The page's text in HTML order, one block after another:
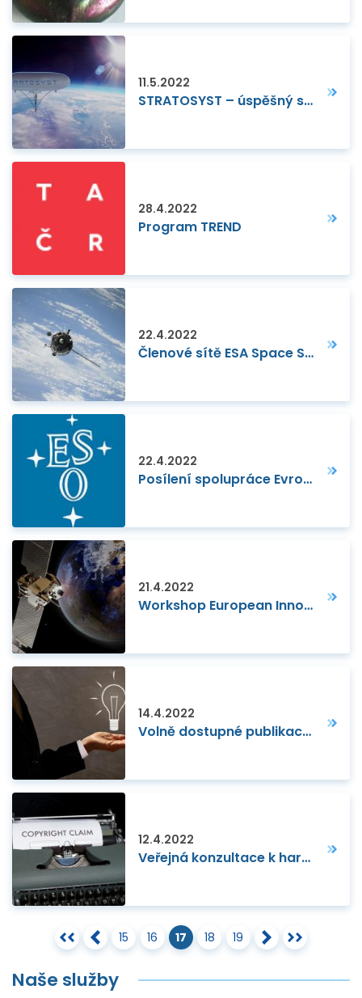
11.5.2022
STRATOSYST – úspěšný start nové technologické firmy s pomocí TC
28.4.2022
Program TREND
22.4.2022
Členové sítě ESA Space Solutions se potkali na konferenci v Aténách
22.4.2022
Posílení spolupráce Evropské jižní observatoře, průmyslu a výzkumu
21.4.2022
Workshop European Innovation Council (EIC) funding opportunities for space start-ups and SMEs
14.4.2022
Volně dostupné publikace o ochraně a využití duševního vlastnictví pro malé a střední firmy
12.4.2022
Veřejná konzultace k harmonizaci patentového práva
15 16 17 18 19
Naše služby